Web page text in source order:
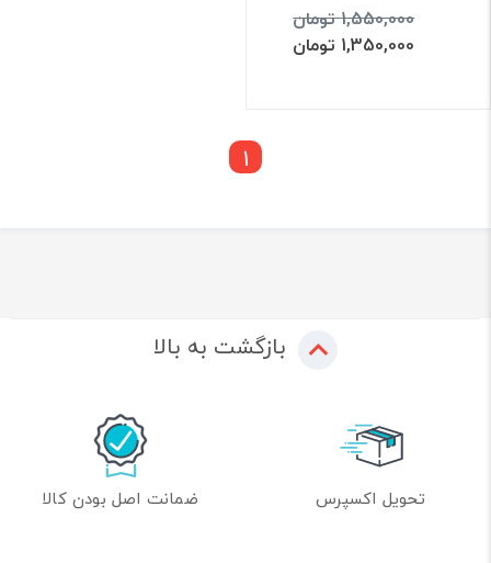
1,550,000 تومان
1,350,000 تومان
1
بازگشت به بالا
تحویل اکسپرس ضمانت اصل بودن کالا